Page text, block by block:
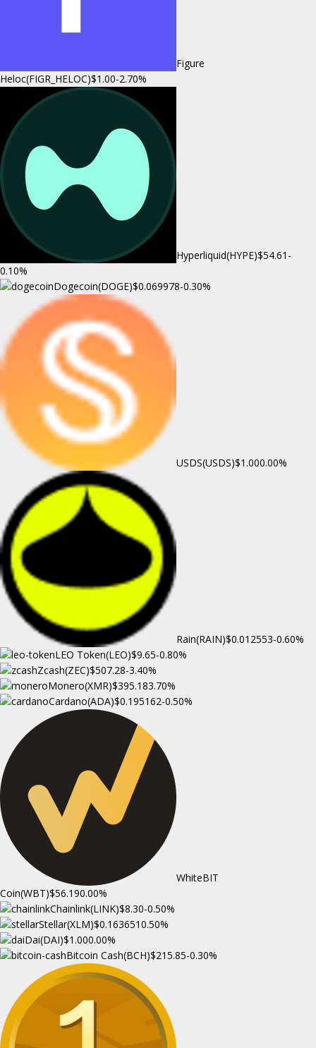
Figure
Heloc(FIGR_HELOC)$1.00-2.70%
Hyperliquid(HYPE)$54.61 -
0.10%
Dogecoin(DOGE)$0.069978-0.30%
USDS(USDS)$1.000.00%
Rain(RAIN)$0.012553-0.60%
LEO Token(LEO)$9.65-0.80%
Zcash(ZEC)$507.28-3.40%
Monero(XMR)$395.183.70%
Cardano(ADA)$0.195162-0.50%
WhiteBIT
Coin(WBT)$56.190.00%
Chainlink(LINK)$8.30-0.50%
Stellar(XLM)$0.1636510.50%
Dai(DAI)$1.000.00%
Bitcoin Cash(BCH)$215.85-0.30%